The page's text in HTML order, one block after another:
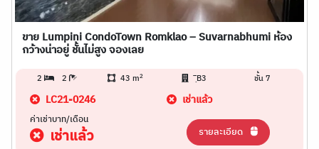
ขาย Lumpini CondoTown Romklao – Suvarnabhumi ห้อง
กว้างน่าอยู่ ชั้นไม่สูง จองเลย
2 2 43 m2 ฺิB3 ชั้น 7
LC21-0246 เช่าแล้ว
ค่าเช่าบาท/เดือน
เช่าแล้ว รายละเอียด